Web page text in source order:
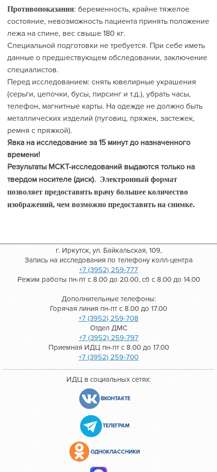
Противопоказания: беременность, крайне тяжелое
состояние, невозможность пациента принять положение
лежа на спине, вес свыше 180 кг.
Специальной подготовки не требуется. При себе иметь
данные о предшествующем обследовании, заключение
специалистов.
Перед исследованием: снять ювелирные украшения
(серьги, цепочки, бусы, пирсинг и т.д.), убрать часы,
телефон, магнитные карты. На одежде не должно быть
металлических изделий (пуговиц, пряжек, застежек,
ремня с пряжкой).
Явка на исследование за 15 минут до назначенного
времени!
Результаты МСКТ-исследований выдаются только на
твердом носителе (диск). Электронный формат
позволяет предоставить врачу большее количество
изображений, чем возможно предоставить на снимке.
г. Иркутск, ул. Байкальская, 109,
Запись на исследования по телефону колл-центра
+7 (3952) 259-777
Режим работы пн-пт с 8.00 до 20.00, сб с 8.00 до 14.00
Дополнительные телефоны:
Горячая линия пн-пт с 8.00 до 17.00
+7 (3952) 259-708
Отдел ДМС
+7 (3952) 259-797
Приемная ИДЦ пн-пт с 8.00 до 17.00
+7 (3952) 259-700
ИДЦ в социальных сетях:
ВКОНТАКТЕ
ТЕЛЕГРАМ
ОДНОКЛАССНИКИ